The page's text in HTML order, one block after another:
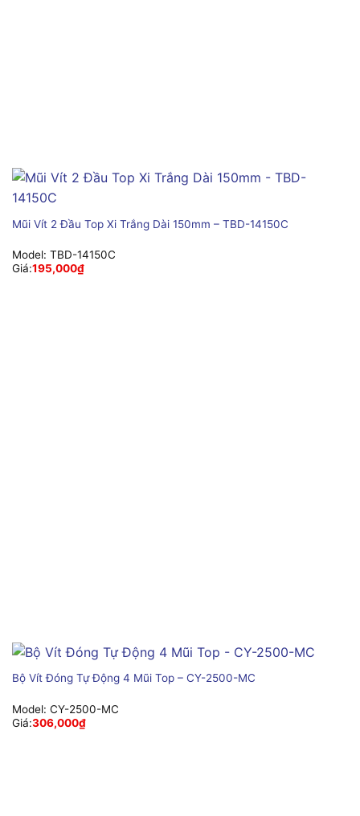
Mũi Vít 2 Đầu Top Xi Trắng Dài 150mm – TBD-14150C
Model: TBD-14150C
Giá:195,000₫
Bộ Vít Đóng Tự Động 4 Mũi Top – CY-2500-MC
Model: CY-2500-MC
Giá:306,000₫